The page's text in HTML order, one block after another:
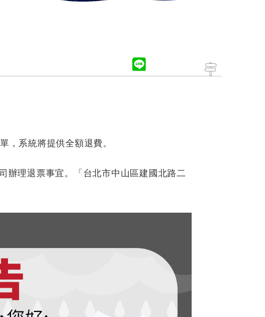
，系統將提供全額退費。
辦理退票事宜。「台北市中山區建國北路二